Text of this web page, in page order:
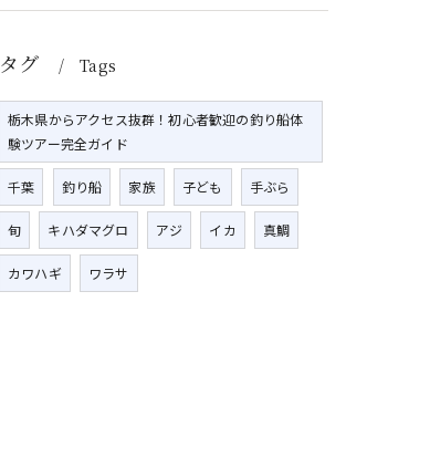
タグ Tags
栃木県からアクセス抜群！初心者歓迎の釣り船体
験ツアー完全ガイド
千葉 釣り船 家族 子ども 手ぶら
旬 キハダマグロ アジ イカ 真鯛
カワハギ ワラサ